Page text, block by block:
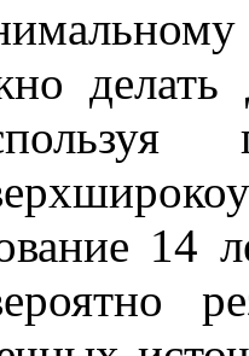
делать
14